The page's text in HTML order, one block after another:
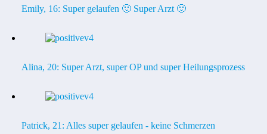
Emily, 16: Super gelaufen 🙂 Super Arzt 🙂
Alina, 20: Super Arzt, super OP und super Heilungsprozess
Patrick, 21: Alles super gelaufen - keine Schmerzen